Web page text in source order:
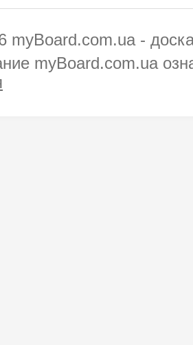
myBoard.com.ua -
myBoard.com.ua